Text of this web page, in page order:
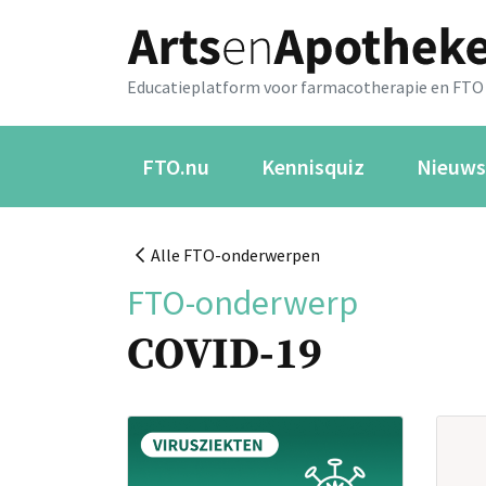
Educatieplatform voor farmacotherapie en FTO
FTO.nu Kennisquiz Nieuws
Alle FTO-onderwerpen
FTO-onderwerp
COVID-19